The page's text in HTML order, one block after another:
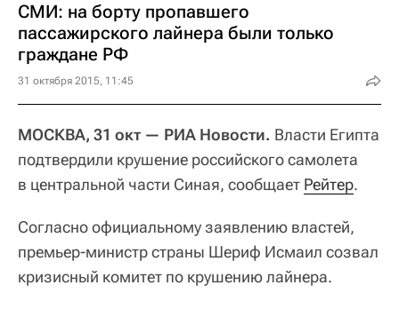
СМИ: на борту пропавшего
пассажирского лайнера были только
граждане РФ
31 октября 2015, 11:45
МОСКВА, 31 окт — РИА Новости. Власти Египта
подтвердили крушение российского самолета
в центральной части Синая, сообщает Рейтер.
Согласно официальному заявлению властей,
премьер-министр страны Шериф Исмаил созвал
кризисный комитет по крушению лайнера.